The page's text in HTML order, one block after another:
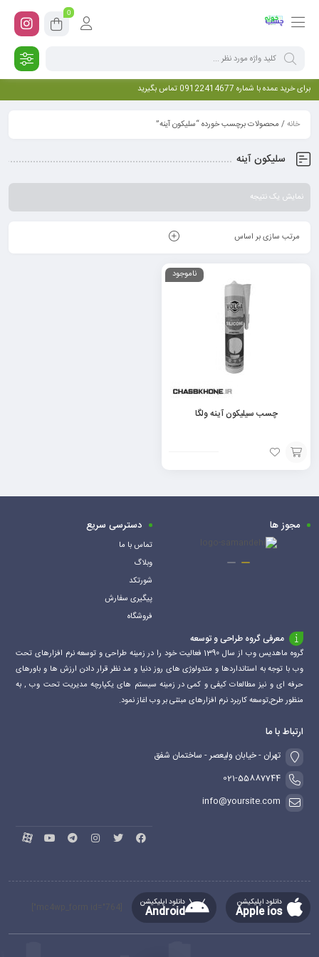
0
برای خرید عمده با شماره 09122414677 تماس بگیرید
خانه/ محصولات برچسب خورده “سلیکون آینه”
سلیکون آینه
نمایش یک نتیجه
مرتب سازی بر اساس
ناموجود
چسب سیلیکون آینه ولگا
افزودن
به
مجوز ها دسترسی سریع
تماس با ما
وبلاگ
شورتکد
پیگیری سفارش
فروشگاه
معرفی گروه طراحی و توسعه
گروه ماهدیس وب از سال 1390 فعالیت خود را در زمینه طراحی و توسعه نرم افزارهای تحت
وب با توجه به استانداردها و متدولوژی های روز دنیا و مد نظر قرار دادن ارزش ها و باورهای
حرفه ای و نیز مطالعات کیفی و کمی در زمینه سیستم های یکپارچه مدیریت تحت وب , به
منظور طرح,توسعه کاربرد نرم افزارهای مبتنی بر وب اغاز نمود.
ارتباط با ما
تهران - خیابان ولیعصر - ساختمان شفق
021-55887744
info@yoursite.com
دانلود اپلیکیشن
Apple ios
دانلود اپلیکیشن
Android